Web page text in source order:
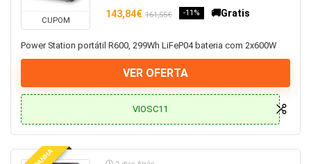
Casa de banho e WC
Casa e Jardim
Casio
Chinelos
Coleções
Coluna de Chuveiros
CUPOM
143,84€ 161,55€ -11% 🚚Gratis
Power Station portátil R600, 299Wh LiFeP04 bateria com 2x600W
VER OFERTA
VIOSC11